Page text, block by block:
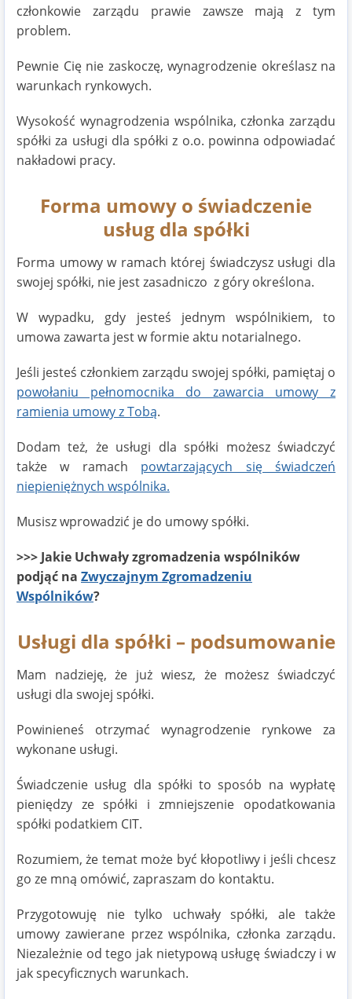
członkowie zarządu prawie zawsze mają z tym
problem.
Pewnie Cię nie zaskoczę, wynagrodzenie określasz na
warunkach rynkowych.
Wysokość wynagrodzenia wspólnika, członka zarządu
spółki za usługi dla spółki z o.o. powinna odpowiadać
nakładowi pracy.
Forma umowy o świadczenie
usług dla spółki
Forma umowy w ramach której świadczysz usługi dla
swojej spółki, nie jest zasadniczo z góry określona.
W wypadku, gdy jesteś jednym wspólnikiem, to
umowa zawarta jest w formie aktu notarialnego.
Jeśli jesteś członkiem zarządu swojej spółki, pamiętaj o
powołaniu pełnomocnika do zawarcia umowy z
ramienia umowy z Tobą.
Dodam też, że usługi dla spółki możesz świadczyć
także w ramach powtarzających się świadczeń
niepieniężnych wspólnika.
Musisz wprowadzić je do umowy spółki.
>>> Jakie Uchwały zgromadzenia wspólników
podjąć na Zwyczajnym Zgromadzeniu
Wspólników?
Usługi dla spółki – podsumowanie
Mam nadzieję, że już wiesz, że możesz świadczyć
usługi dla swojej spółki.
Powinieneś otrzymać wynagrodzenie rynkowe za
wykonane usługi.
Świadczenie usług dla spółki to sposób na wypłatę
pieniędzy ze spółki i zmniejszenie opodatkowania
spółki podatkiem CIT.
Rozumiem, że temat może być kłopotliwy i jeśli chcesz
go ze mną omówić, zapraszam do kontaktu.
Przygotowuję nie tylko uchwały spółki, ale także
umowy zawierane przez wspólnika, członka zarządu.
Niezależnie od tego jak nietypową usługę świadczy i w
jak specyficznych warunkach.